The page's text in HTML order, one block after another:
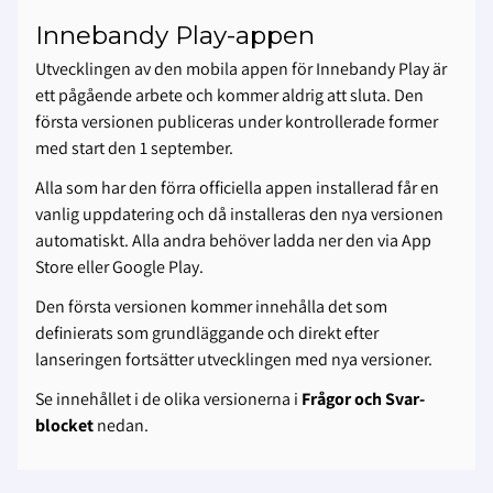
Innebandy Play-appen
Utvecklingen av den mobila appen för Innebandy Play är
ett pågående arbete och kommer aldrig att sluta. Den
första versionen publiceras under kontrollerade former
med start den 1 september.
Alla som har den förra officiella appen installerad får en
vanlig uppdatering och då installeras den nya versionen
automatiskt. Alla andra behöver ladda ner den via App
Store eller Google Play.
Den första versionen kommer innehålla det som
definierats som grundläggande och direkt efter
lanseringen fortsätter utvecklingen med nya versioner.
Se innehållet i de olika versionerna i Frågor och Svar-
blocketnedan.